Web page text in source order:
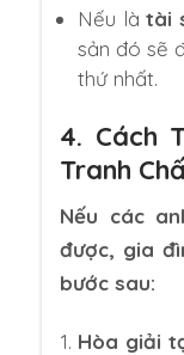
Nếu làtài
sản đó sẽ
thứ nhất.
4. Cách
Tranh
Nếu các
được, gia
bước sau:
Hòa giải